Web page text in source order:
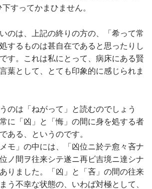
すってかまひません。
のは、上記の終りの方の、「希って常
するものは甚自在であると思ったりし
す。これは私にとって、病床にある賢
葉として、とても印象的に感じられま
のは「ねがって」と読むのでしょう
に「凶」と「悔」の間に身を処する者
ある、というのです。
モ」の中には、「凶位ニ於テ愈々吝ナ
ノ間ヲ往来シテ遂ニ再ビ吉境ニ達シナ
りました。「凶」と「吝」の間の往来
う不幸な状態の、いわば対極として、